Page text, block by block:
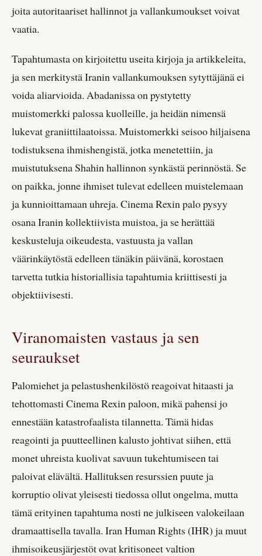
joita autoritaariset hallinnot ja vallankumoukset voivat
vaatia.
Tapahtumasta on kirjoitettu useita kirjoja ja artikkeleita,
ja sen merkitystä Iranin vallankumouksen sytyttäjänä ei
voida aliarvioida. Abadanissa on pystytetty
muistomerkki palossa kuolleille, ja heidän nimensä
lukevat graniittilaatoissa. Muistomerkki seisoo hiljaisena
todistuksena ihmishengistä, jotka menetettiin, ja
muistutuksena Shahin hallinnon synkästä perinnöstä. Se
on paikka, jonne ihmiset tulevat edelleen muistelemaan
ja kunnioittamaan uhreja. Cinema Rexin palo pysyy
osana Iranin kollektiivista muistoa, ja se herättää
keskusteluja oikeudesta, vastuusta ja vallan
väärinkäytöstä edelleen tänäkin päivänä, korostaen
tarvetta tutkia historiallisia tapahtumia kriittisesti ja
objektiivisesti.
Viranomaisten vastaus ja sen
seuraukset
Palomiehet ja pelastushenkilöstö reagoivat hitaasti ja
tehottomasti Cinema Rexin paloon, mikä pahensi jo
ennestään katastrofaalista tilannetta. Tämä hidas
reagointi ja puutteellinen kalusto johtivat siihen, että
monet uhreista kuolivat savuun tukehtumiseen tai
paloivat elävältä. Hallituksen resurssien puute ja
korruptio olivat yleisesti tiedossa ollut ongelma, mutta
tämä erityinen tapahtuma nosti ne julkiseen valokeilaan
dramaattisella tavalla. Iran Human Rights (IHR) ja muut
ihmisoikeusjärjestöt ovat kritisoneet valtion